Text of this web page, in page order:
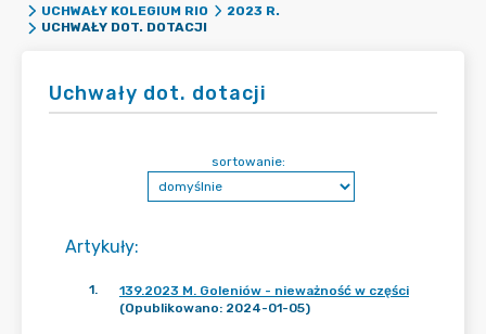
UCHWAŁY KOLEGIUM RIO
2023 R.
UCHWAŁY DOT. DOTACJI
Uchwały dot. dotacji
Artykuły:
sortowanie:
1.
139.2023 M. Goleniów - nieważność w części
(Opublikowano: 2024-01-05)